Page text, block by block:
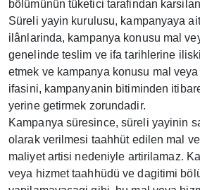
bölümünün tüketici tarafindan
Süreli yayin kurulusu, kampanyaya
ilânlarinda, kampanya konusu mal
genelinde teslim ve ifa tarihlerine
etmek ve kampanya konusu mal
ifasini, kampanyanin bitiminden
yerine getirmek zorundadir.
Kampanya süresince, süreli yayinin
olarak verilmesi taahhüt edilen mal
maliyet artisi nedeniyle artirilamaz.
veya hizmet taahhüdü ve dagitimi